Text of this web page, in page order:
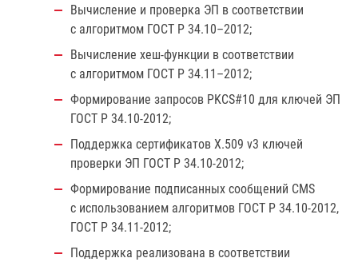
Вычисление и проверка ЭП в соответствии
с алгоритмом ГОСТ Р 34.10–2012;
Вычисление хеш-функции в соответствии
с алгоритмом ГОСТ Р 34.11–2012;
Формирование запросов PKCS#10 для ключей ЭП
ГОСТ Р 34.10-2012;
Поддержка сертификатов X.509 v3 ключей
проверки ЭП ГОСТ Р 34.10-2012;
Формирование подписанных сообщений CMS
с использованием алгоритмов ГОСТ Р 34.10-2012,
ГОСТ Р 34.11-2012;
Поддержка реализована в соответствии